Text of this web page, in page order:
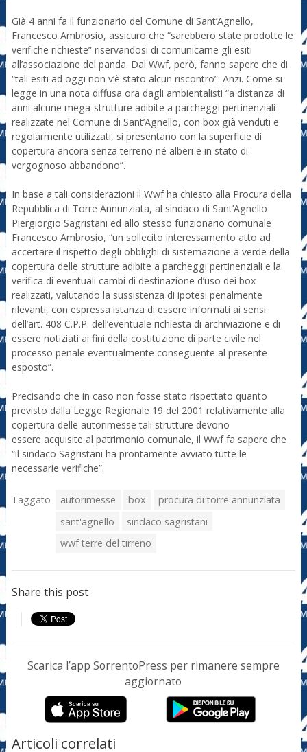
Già 4 anni fa il funzionario del Comune di Sant’Agnello,
Francesco Ambrosio, assicuro che “sarebbero state prodotte le
verifiche richieste” riservandosi di comunicarne gli esiti
all’associazione del panda. Dal Wwf, però, fanno sapere che di
“tali esiti ad oggi non v’è stato alcun riscontro”. Anzi. Come si
legge in una nota diffusa ora dagli ambientalisti “a distanza di
anni alcune mega-strutture adibite a parcheggi pertinenziali
realizzate nel Comune di Sant’Agnello, con box già venduti e
regolarmente utilizzati, si presentano con la superficie di
copertura ancora senza terreno né alberi e in stato di
vergognoso abbandono”.
In base a tali considerazioni il Wwf ha chiesto alla Procura della
Repubblica di Torre Annunziata, al sindaco di Sant’Agnello
Piergiorgio Sagristani ed allo stesso funzionario comunale
Francesco Ambrosio, “un sollecito interessamento atto ad
accertare il rispetto degli obblighi di sistemazione a verde della
copertura delle strutture adibite a parcheggi pertinenziali e la
verifica di eventuali cambi di destinazione d’uso dei box
realizzati, valutando la sussistenza di ipotesi penalmente
rilevanti, con espressa istanza di essere informati ai sensi
dell’art. 408 C.P.P. dell’eventuale richiesta di archiviazione e di
essere notiziati ai fini della costituzione di parte civile nel
processo penale eventualmente conseguente al presente
esposto”.
Precisando che in caso non fosse stato rispettato quanto
previsto dalla Legge Regionale 19 del 2001 relativamente alla
copertura delle autorimesse tali strutture devono
essere acquisite al patrimonio comunale, il Wwf fa sapere che
“il sindaco Sagristani ha prontamente avviato tutte le
necessarie verifiche”.
Taggato autorimesse box
procura di torre annunziata
sant'agnello
sindaco sagristani
wwf terre del tirreno
Share this post
Scarica l’app SorrentoPress per rimanere sempre
aggiornato
Articoli correlati